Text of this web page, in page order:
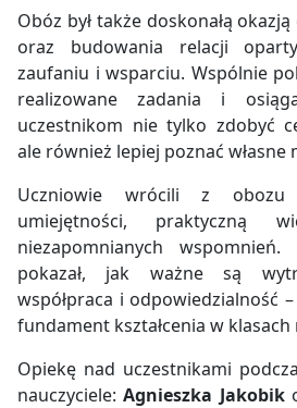
Obóz był także doskonałą
oraz budowania relacji
zaufaniu i wsparciu. Wspólnie
realizowane zadania i
uczestnikom nie tylko zdobyć
ale również lepiej poznać własne
Uczniowie wrócili z
umiejętności, praktyczną
niezapomnianych
pokazał, jak ważne są
współpraca i odpowiedzialność
fundament kształcenia w
Opiekę nad uczestnikami
nauczyciele:Agnieszka Jakobik